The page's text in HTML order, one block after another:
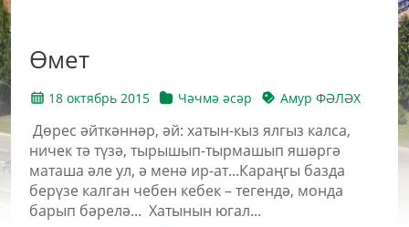
Өмет
18 октябрь 2015 Чәчмә әсәр Амур ФӘЛӘХ
Дөрес әйткәннәр, әй: хатын-кыз ялгыз калса,
ничек тә түзә, тырышып-тырмашып яшәргә
маташа әле ул, ә менә ир-ат...Караңгы базда
берүзе калган чебен кебек – тегендә, монда
барып бәрелә... Хатынын югал...